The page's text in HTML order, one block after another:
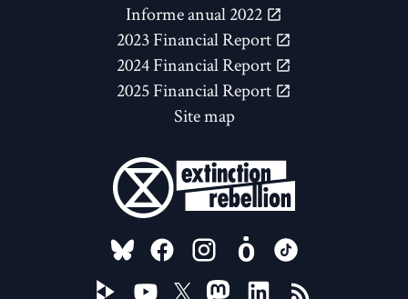
Informe anual 2022
2023 Financial Report
2024 Financial Report
2025 Financial Report
Site map
FOLLOW US ON